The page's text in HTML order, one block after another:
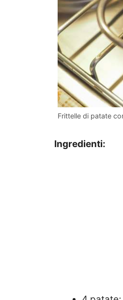
Frittelle di patate
Ingredienti: